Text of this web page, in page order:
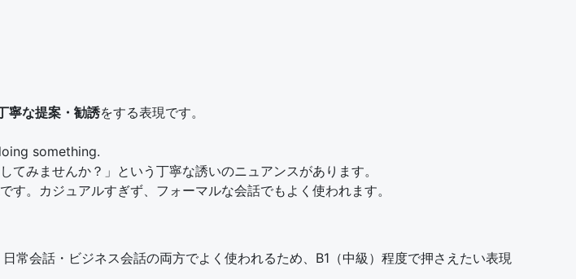
寧な提案・勧誘をする表現です。
something.
てみませんか？」という丁寧な誘いのニュアンスがあります。
。カジュアルすぎず、フォーマルな会話でもよく使われます。
常会話・ビジネス会話の両方でよく使われるため、B1（中級）程度で押さえたい表現